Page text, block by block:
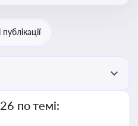
публікації
по темі: